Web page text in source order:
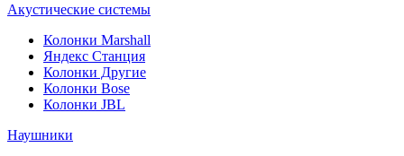
Акустические системы
Колонки Marshall
Яндекс Станция
Колонки Другие
Колонки Bose
Колонки JBL
Наушники